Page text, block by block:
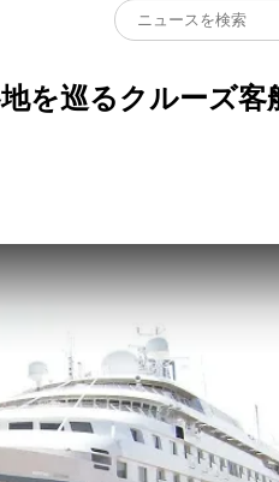
を巡るクルーズ客